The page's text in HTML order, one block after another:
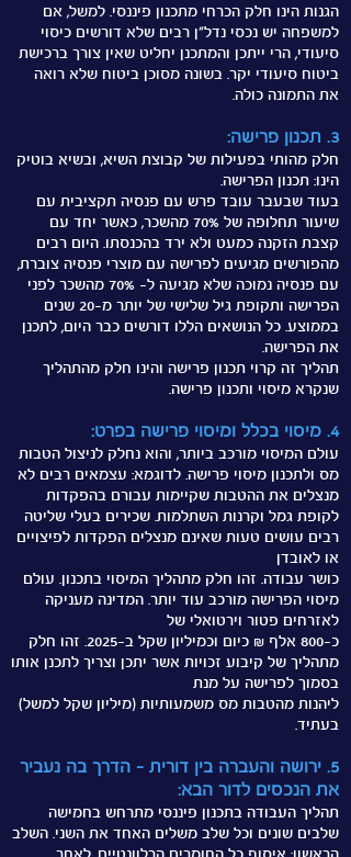
הגנות הינו חלק הכרחי מתכנון פיננסי. למשל, אם
למשפחה יש נכסי נדל"ן רבים שלא דורשים כיסוי
סיעודי, הרי ייתכן והמתכנן יחליט שאין צורך ברכישת
ביטוח סיעודי יקר. בשונה מסוכן ביטוח שלא רואה
את התמונה כולה.
3. תכנון פרישה:
חלק מהותי בפעילות של קבוצת השיא, ובשיא בוטיק
הינו: תכנון הפרישה.
בעוד שבעבר עובד פרש עם פנסיה תקציבית עם
שיעור תחלופה של 70% מהשכר, כאשר יחד עם
קצבת הזקנה כמעט ולא ירד בהכנסתו. היום רבים
מהפורשים מגיעים לפרישה עם מוצרי פנסיה צוברת,
עם פנסיה נמוכה שלא מגיעה ל- 70% מהשכר לפני
הפרישה ותקופת גיל שלישי של יותר
מ-20 שנים
בממוצע. כל הנושאים הללו דורשים כבר היום, לתכנן
את הפרישה.
תהליך זה קרוי תכנון פרישה והינו חלק מהתהליך
שנקרא מיסוי ותכנון פרישה.
4. מיסוי בכלל ומיסוי פרישה בפרט:
עולם המיסוי מורכב ביותר, והוא נחלק לניצול הטבות
מס ולתכנון מיסוי פרישה. לדוגמא: עצמאים רבים לא
מנצלים את ההטבות שקיימות עבורם בהפקדות
לקופת גמל וקרנות השתלמות. שכירים בעלי שליטה
רבים עושים טעות שאינם מנצלים הפקדות לפיצויים
או לאובדן
כושר עבודה. זהו חלק מתהליך המיסוי בתכנון. עולם
מיסוי הפרישה מורכב עוד יותר. המדינה מעניקה
לאזרחים פטור וירטואלי של
כ-800 אלף ₪ כיום וכמיליון שקל ב-2025. זהו חלק
מתהליך של קיבוע זכויות אשר יתכן וצריך לתכנן אותו
בסמוך לפרישה על מנת
ליהנות מהטבות מס משמעותיות (מיליון שקל למשל)
בעתיד.
5. ירושה והעברה בין דורית - הדרך בה נעביר
את הנכסים לדור הבא:
תהליך העבודה בתכנון פיננסי מתרחש בחמישה
שלבים שונים וכל שלב משלים האחד את השני. השלב